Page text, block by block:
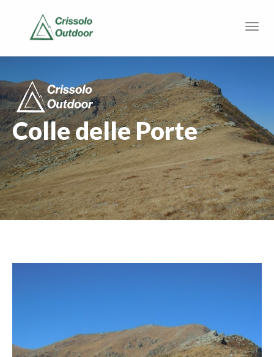
Colle delle Porte